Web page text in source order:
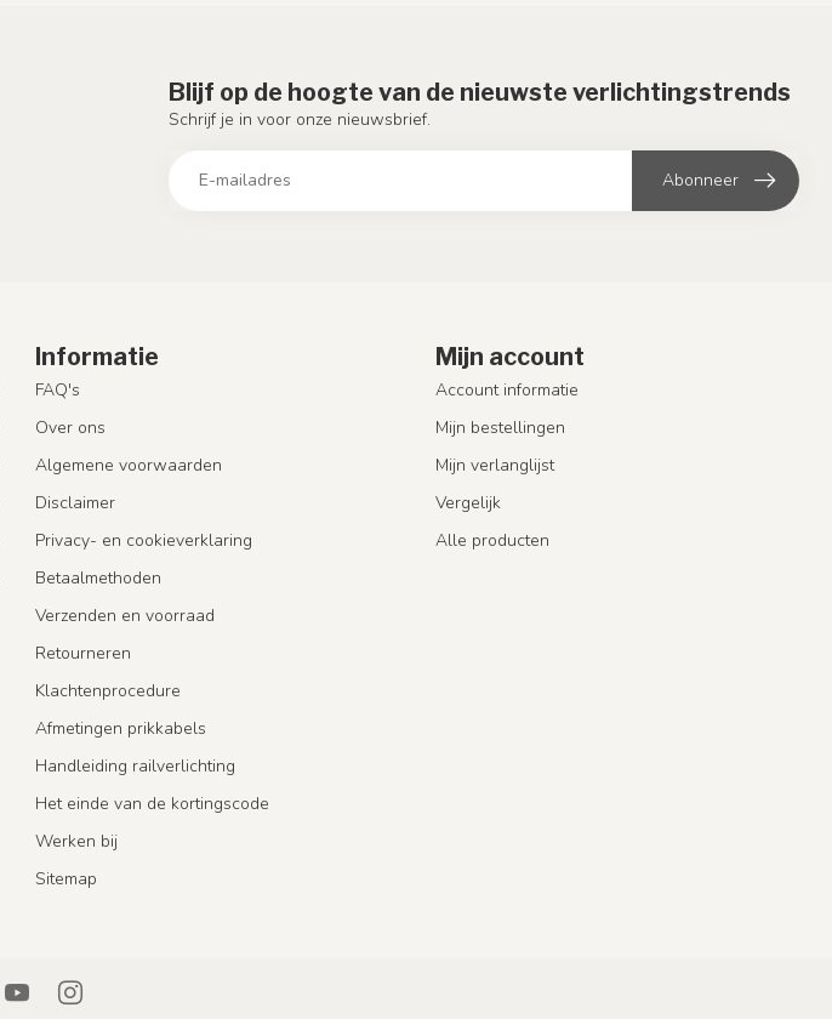
Blijf op de hoogte van de nieuwste verlichtingstrends
Schrijf je in voor onze nieuwsbrief.
Abonneer
Informatie
FAQ's
Over ons
Algemene voorwaarden
Disclaimer
Privacy- en cookieverklaring
Betaalmethoden
Verzenden en voorraad
Retourneren
Klachtenprocedure
Afmetingen prikkabels
Handleiding railverlichting
Het einde van de kortingscode
Werken bij
Sitemap
Mijn account
Account informatie
Mijn bestellingen
Mijn verlanglijst
Vergelijk
Alle producten